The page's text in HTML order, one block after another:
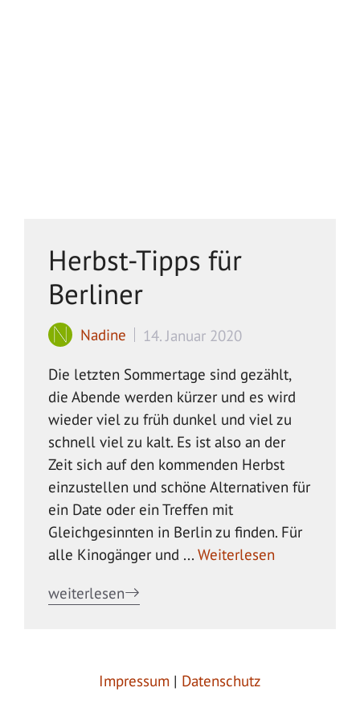
Herbst-Tipps für
Berliner
Nadine
14. Januar 2020
Die letzten Sommertage sind gezählt,
die Abende werden kürzer und es wird
wieder viel zu früh dunkel und viel zu
schnell viel zu kalt. Es ist also an der
Zeit sich auf den kommenden Herbst
einzustellen und schöne Alternativen für
ein Date oder ein Treffen mit
Gleichgesinnten in Berlin zu finden. Für
alle Kinogänger und ... Weiterlesen
weiterlesen
Impressum | Datenschutz